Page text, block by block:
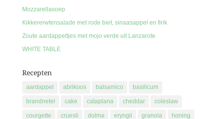
Mozzarellasoep
Kikkererwtensalade met rode biet, sinaasappel en firik
Zoute aardappeltjes met mojo verde uit Lanzarote
WHITE TABLE
Recepten
aardappel abrikoos balsamico basilicum
brandnetel cake cataplana cheddar coleslaw
courgette cruesli dolma eryngii granola honing